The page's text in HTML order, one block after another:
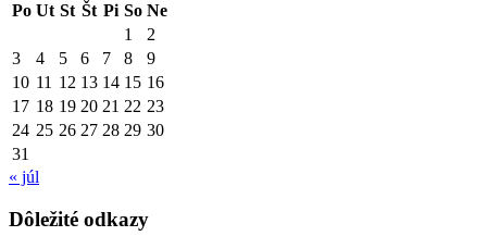
Po Ut St Št Pi So Ne
1
2
3
4 5 6 7 8
9
10 11 12 13 14 15 16
17 18 19 20 21 22 23
24 25 26 27 28 29 30
31
« júl
Dôležité odkazy